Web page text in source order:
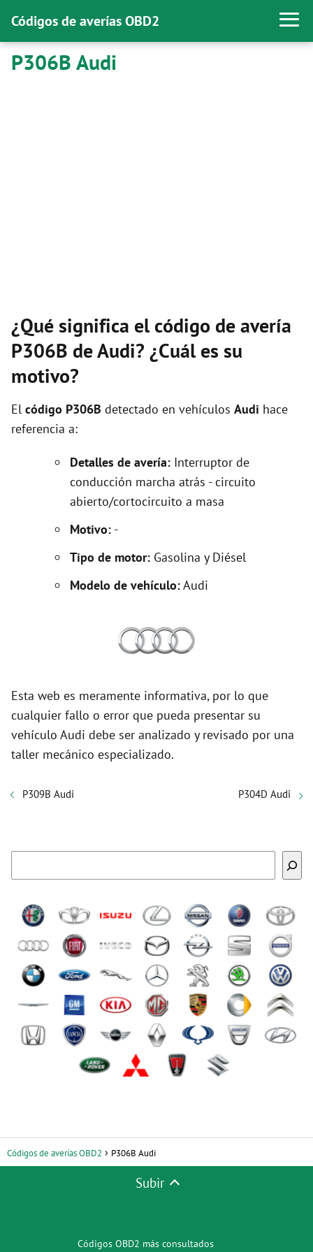
Códigos de averías OBD2
P306B Audi
¿Qué significa el código de avería
P306B de Audi? ¿Cuál es su
motivo?
El código P306B detectado en vehículos Audi hace
referencia a:
Detalles de avería: Interruptor de
conducción marcha atrás - circuito
abierto/cortocircuito a masa
Motivo: -
Tipo de motor: Gasolina y Diésel
Modelo de vehículo:Audi
Esta web es meramente informativa, por lo que
cualquier fallo o error que pueda presentar su
vehículo Audi debe ser analizado y revisado por una
taller mecánico especializado.
P309B Audi P304D Audi
Códigos de averías OBD2 P306B Audi
Subir
Códigos OBD2 más consultados